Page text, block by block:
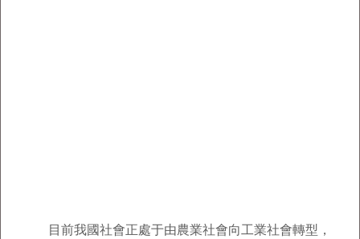
目前我國社會正處于由農業社會向工業社會轉型，